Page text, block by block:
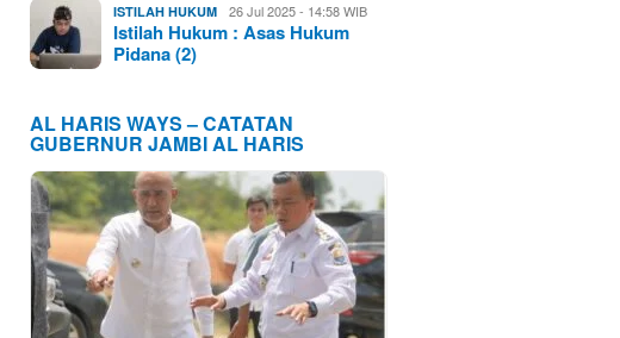
ISTILAH HUKUM 26 Jul 2025 - 14:58 WIB
Istilah Hukum : Asas Hukum
Pidana (2)
AL HARIS WAYS – CATATAN
GUBERNUR JAMBI AL HARIS